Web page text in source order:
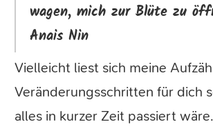
wagen, mich zur Blüte zu
Anais Nin
Vielleicht liest sich meine
Veränderungsschritten für dich
alles in kurzer Zeit passiert